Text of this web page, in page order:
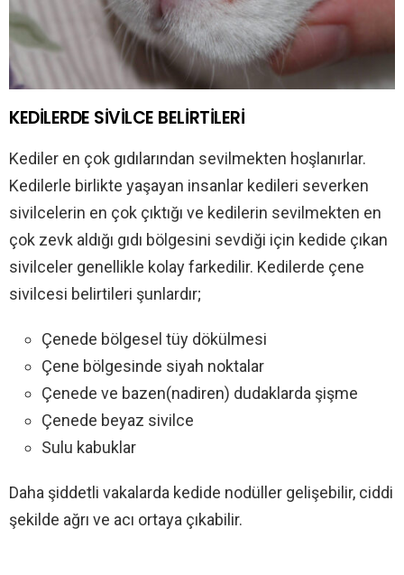
KEDİLERDE SİVİLCE BELİRTİLERİ
Kediler en çok gıdılarından sevilmekten hoşlanırlar.
Kedilerle birlikte yaşayan insanlar kedileri severken
sivilcelerin en çok çıktığı ve kedilerin sevilmekten en
çok zevk aldığı gıdı bölgesini sevdiği için kedide çıkan
sivilceler genellikle kolay farkedilir. Kedilerde çene
sivilcesi belirtileri şunlardır;
Çenede bölgesel tüy dökülmesi
Çene bölgesinde siyah noktalar
Çenede ve bazen(nadiren) dudaklarda şişme
Çenede beyaz sivilce
Sulu kabuklar
Daha şiddetli vakalarda kedide nodüller gelişebilir, ciddi
şekilde ağrı ve acı ortaya çıkabilir.